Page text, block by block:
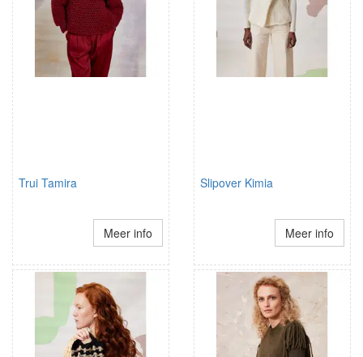
Trui Tamira
Meer info
Slipover Kimia
Meer info